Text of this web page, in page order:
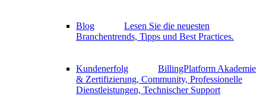
Blog
Lesen Sie die neuesten
Branchentrends, Tipps und Best Practices.
Kundenerfolg
BillingPlatform Akademie
& Zertifizierung, Community, Professionelle
Dienstleistungen, Technischer Support